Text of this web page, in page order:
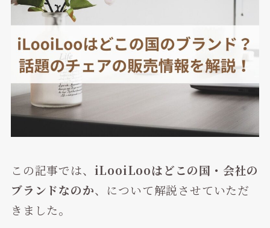
この記事では、 iLooiLooはどこの国・会社の
ブランドなのか、について解説させていただ
きました。